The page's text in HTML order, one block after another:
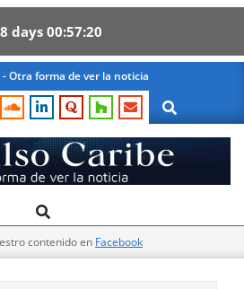
days 00 57 19
- Otra forma de ver la noticia
Search
Search
contenido en Facebook